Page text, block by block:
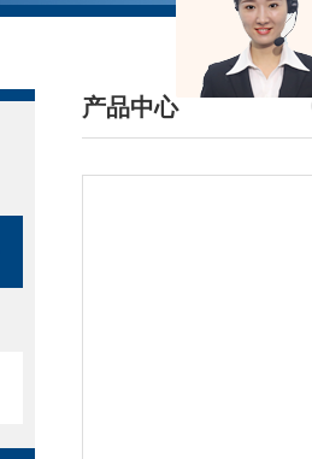
产品中心
/ PRODUCTS CENTER